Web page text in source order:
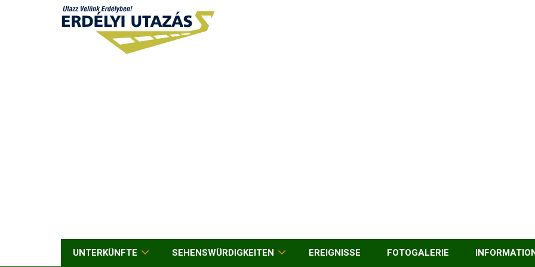
UNTERKÜNFTE SEHENSWÜRDIGKEITEN EREIGNISSE FOTOGALERIE